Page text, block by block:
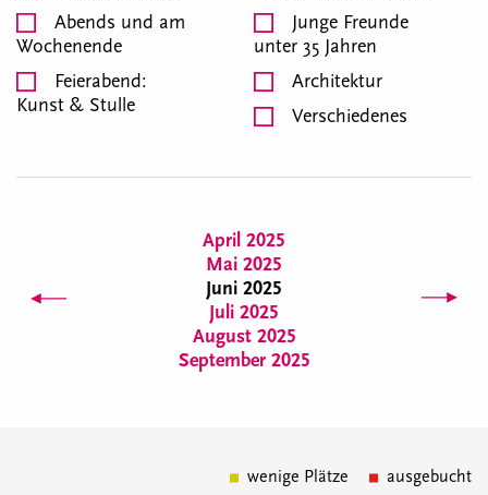
Abends und am
Wochenende
Feierabend:
Kunst & Stulle
Junge Freunde
unter 35 Jahren
Architektur
Verschiedenes
April 2025
Mai 2025
Juni 2025
Juli 2025
August 2025
September 2025
wenige Plätze ausgebucht